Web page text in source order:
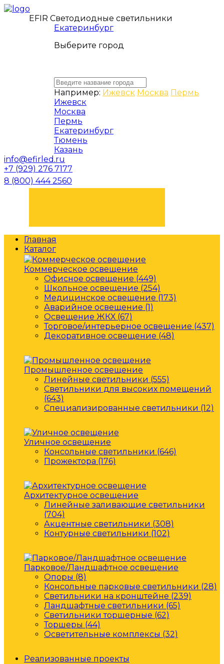
EFIR Светодиодные светильники
Екатеринбург
Выберите город
Например: Ижевск Москва Пермь
Ижевск
Москва
Пермь
Екатеринбург
Тюмень
Казань
info@efirled.ru
+7 (929) 276 7177
8 (800) 444 2560
Главная
Каталог
Коммерческое освещение
Офисное освещение (449)
Школьное освещение (254)
Медицинское освещение (173)
Аварийное освещение (1)
Освещение ЖКХ (67)
Торговое/интерьерное освещение (437)
Декоративное освещение (48)
Промышленное освещение
Линейные светильники (555)
Светильники для высоких помещений
(643)
Специализированные светильники (12)
Уличное освещение
Консольные светильники (646)
Прожектора (176)
Архитектурное освещение
Линейные заливающие светильники
(704)
Акцентные светильники (308)
Контурные светильники (102)
Парковое/Ландшафтное освещение
Опоры (8)
Консольные парковые светильники (28)
Светильники на кронштейне (239)
Ландшафтные светильники (65)
Светильники торшерные (62)
Торшеры (44)
Осветительные комплексы (32)
Реализованные проекты